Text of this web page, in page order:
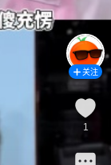
关注
1